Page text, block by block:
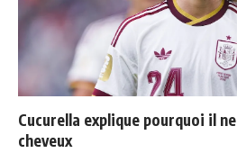
Cucurella explique pourquoi il
cheveux